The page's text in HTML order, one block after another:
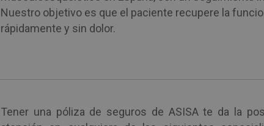
Nuestro objetivo es que el paciente recupere la
rápidamente y sin dolor.
Tener una póliza de seguros de ASISA te da la